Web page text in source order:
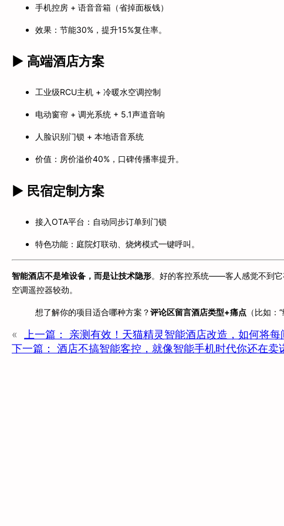
手机控房 + 语音音箱（省掉面板钱）
效果：节能30%，提升15%复住率。
▶ 高端酒店方案
工业级RCU主机 + 冷暖水空调控制
电动窗帘 + 调光系统 + 5.1声道音响
人脸识别门锁 + 本地语音系统
价值：房价溢价40%，口碑传播率提升。
▶ 民宿定制方案
接入OTA平台：自动同步订单到门锁
特色功能：庭院灯联动、烧烤模式一键呼叫。
智能酒店不是堆设备，而是让技术隐形。好的客控系统——客人感觉不到它
空调遥控器较劲。
想了解你的项目适合哪种方案？评论区留言酒店类型+痛点 （比如
« 上一篇：
亲测有效！天猫精灵智能酒店改造，如何将
下一篇：
酒店不搞智能客控，就像智能手机时代你还在卖